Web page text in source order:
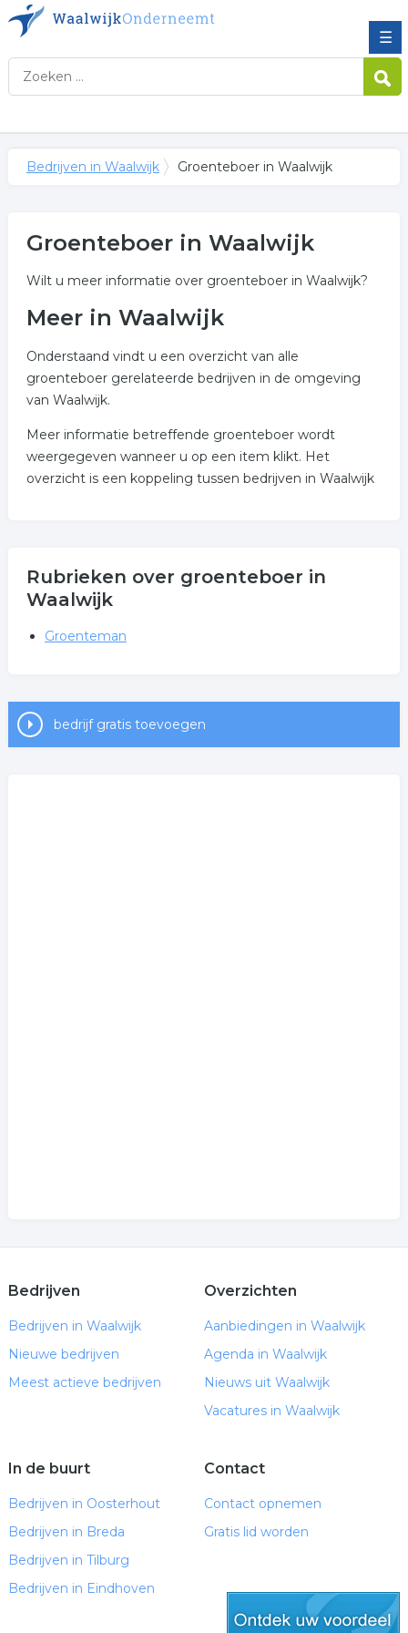
☰
Bedrijven in Waalwijk Groenteboer in Waalwijk
Groenteboer in Waalwijk
Wilt u meer informatie over groenteboer in Waalwijk?
Meer in Waalwijk
Onderstaand vindt u een overzicht van alle
groenteboer gerelateerde bedrijven in de omgeving
van Waalwijk.
Meer informatie betreffende groenteboer wordt
weergegeven wanneer u op een item klikt. Het
overzicht is een koppeling tussen bedrijven in Waalwijk
Rubrieken over groenteboer in
Waalwijk
Groenteman
bedrijf gratis toevoegen
Bedrijven
Bedrijven in Waalwijk
Nieuwe bedrijven
Meest actieve bedrijven
Overzichten
Aanbiedingen in Waalwijk
Agenda in Waalwijk
Nieuws uit Waalwijk
Vacatures in Waalwijk
In de buurt
Bedrijven in Oosterhout
Bedrijven in Breda
Bedrijven in Tilburg
Bedrijven in Eindhoven
Contact
Contact opnemen
Gratis lid worden